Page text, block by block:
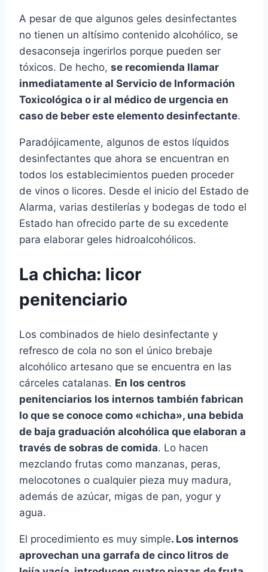
A pesar de que algunos geles desinfectantes
no tienen un altísimo contenido alcohólico, se
desaconseja ingerirlos porque pueden ser
tóxicos. De hecho, se recomienda llamar
inmediatamente al Servicio de Información
Toxicológica o ir al médico de urgencia en
caso de beber este elemento desinfectante.
Paradójicamente, algunos de estos líquidos
desinfectantes que ahora se encuentran en
todos los establecimientos pueden proceder
de vinos o licores. Desde el inicio del Estado de
Alarma, varias destilerías y bodegas de todo el
Estado han ofrecido parte de su excedente
para elaborar geles hidroalcohólicos.
La chicha: licor
penitenciario
Los combinados de hielo desinfectante y
refresco de cola no son el único brebaje
alcohólico artesano que se encuentra en las
cárceles catalanas. En los centros
penitenciarios los internos también fabrican
lo que se conoce como «chicha», una bebida
de baja graduación alcohólica que elaboran a
través de sobras de comida. Lo hacen
mezclando frutas como manzanas, peras,
melocotones o cualquier pieza muy madura,
además de azúcar, migas de pan, yogur y
agua.
El procedimiento es muy simple. Los internos
aprovechan una garrafa de cinco litros de